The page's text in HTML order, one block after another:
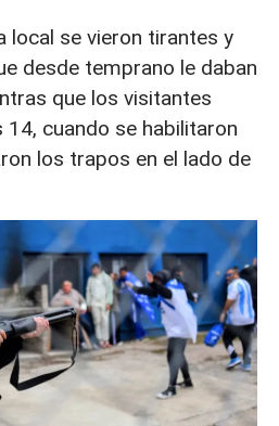
local se vieron tirantes y
desde temprano le daban
que los visitantes
14, cuando se habilitaron
los trapos en el lado de